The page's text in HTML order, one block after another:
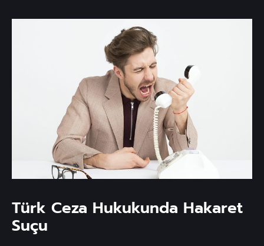
Türk Ceza Hukukunda Hakaret
Suçu